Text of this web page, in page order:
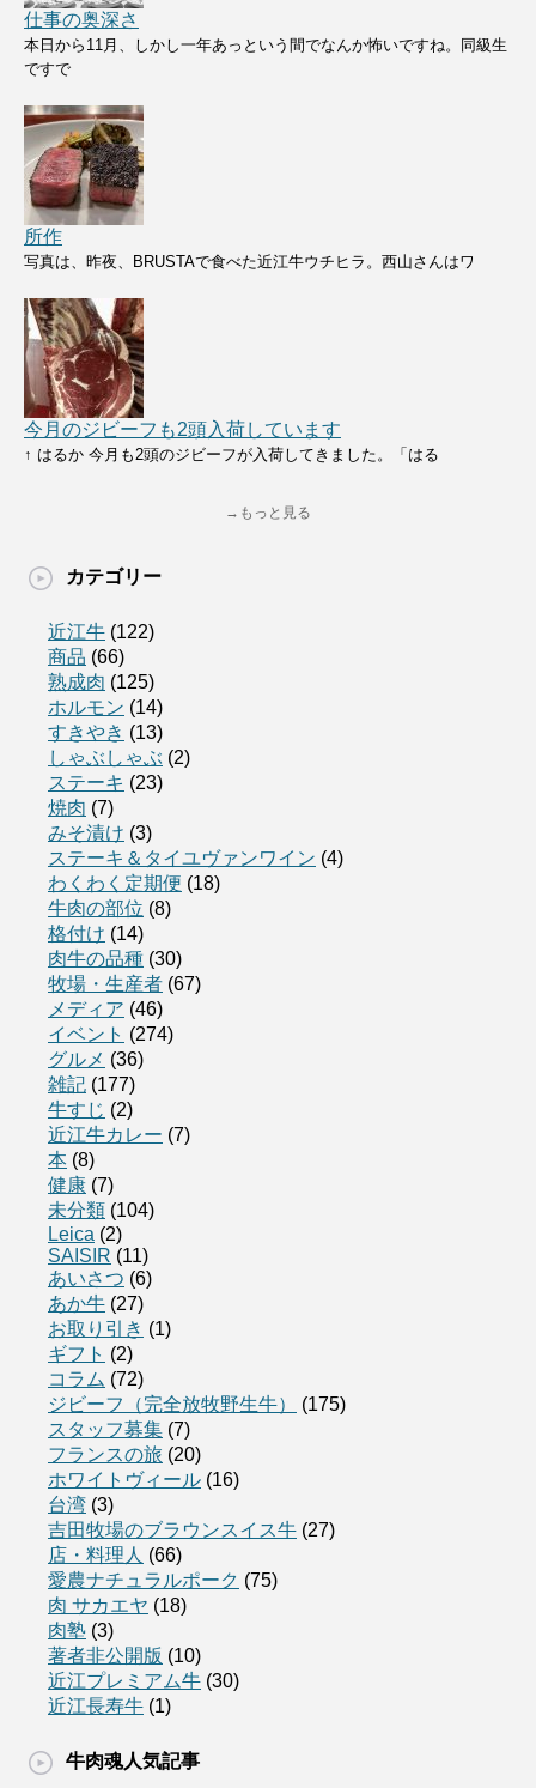
仕事の奥深さ
本日から11月、しかし一年あっという間でなんか怖いですね。同級生
ですで
所作
写真は、昨夜、BRUSTAで食べた近江牛ウチヒラ。西山さんはワ
今月のジビーフも2頭入荷しています
↑ はるか 今月も2頭のジビーフが入荷してきました。「はる
→もっと見る
カテゴリー
近江牛 (122)
商品 (66)
熟成肉 (125)
ホルモン (14)
すきやき (13)
しゃぶしゃぶ (2)
ステーキ (23)
焼肉 (7)
みそ漬け (3)
ステーキ＆タイユヴァンワイン (4)
わくわく定期便 (18)
牛肉の部位 (8)
格付け (14)
肉牛の品種 (30)
牧場・生産者 (67)
メディア (46)
イベント (274)
グルメ (36)
雑記 (177)
牛すじ (2)
近江牛カレー (7)
本 (8)
健康 (7)
未分類 (104)
Leica (2)
SAISIR (11)
あいさつ (6)
あか牛 (27)
お取り引き (1)
ギフト (2)
コラム (72)
ジビーフ（完全放牧野生牛）
(175)
スタッフ募集 (7)
フランスの旅 (20)
ホワイトヴィール (16)
台湾 (3)
吉田牧場のブラウンスイス牛 (27)
店・料理人 (66)
愛農ナチュラルポーク (75)
肉 サカエヤ (18)
肉塾 (3)
著者非公開版 (10)
近江プレミアム牛 (30)
近江長寿牛 (1)
牛肉魂人気記事